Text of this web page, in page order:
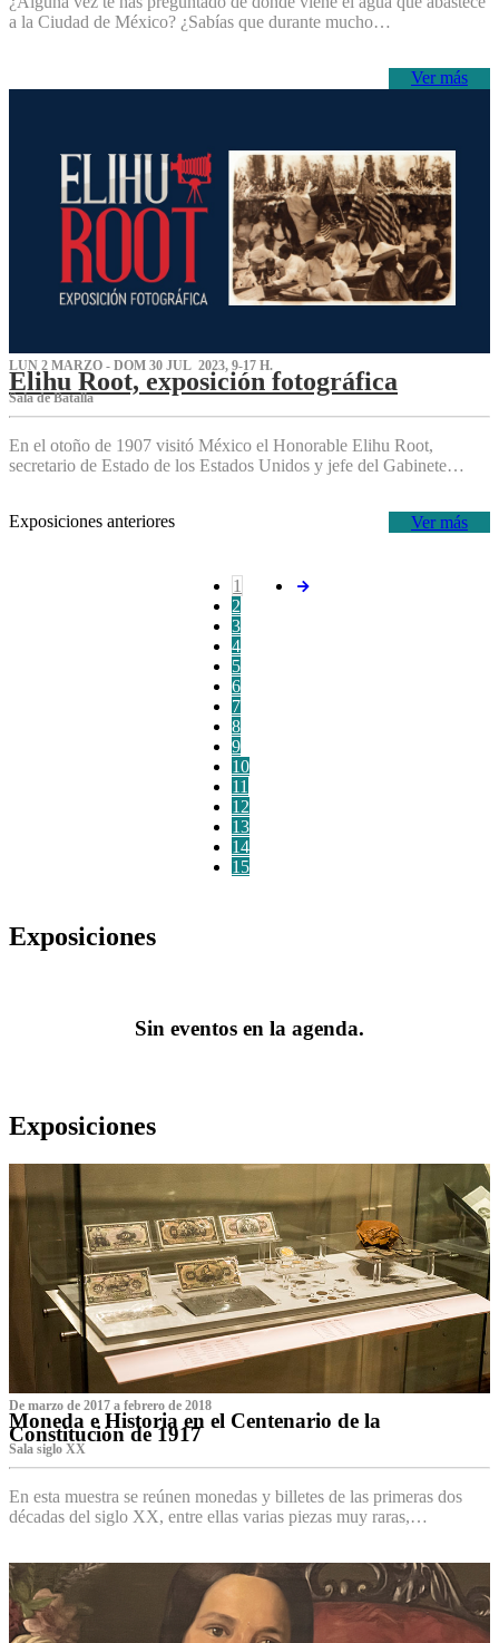
a la Ciudad de México? ¿Sabías que durante mucho…
Ver más
LUN 2 MARZO - DOM 30 JUL 2023, 9-17 H.
Elihu Root, exposición fotográfica
Sala de Batalla
En el otoño de 1907 visitó México el Honorable Elihu Root,
secretario de Estado de los Estados Unidos y jefe del Gabinete…
Ver más
Exposiciones anteriores
1
2
3
4
5
6
7
8
9
10
11
12
13
14
15
Exposiciones
Sin eventos en la agenda.
Exposiciones
De marzo de 2017 a febrero de 2018
Moneda e Historia en el Centenario de la
Constitución de 1917
Sala siglo XX
En esta muestra se reúnen monedas y billetes de las primeras dos
décadas del siglo XX, entre ellas varias piezas muy raras,…